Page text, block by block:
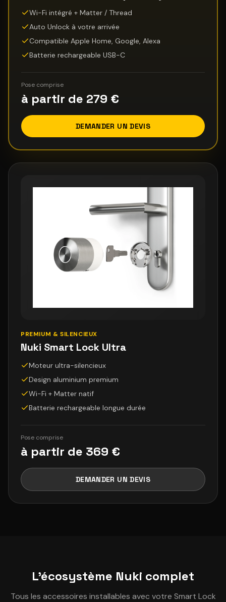
Wi-Fi intégré + Matter / Thread
Auto Unlock à votre arrivée
Compatible Apple Home, Google, Alexa
Batterie rechargeable USB-C
Pose comprise
à partir de 279 €
DEMANDER UN DEVIS
PREMIUM & SILENCIEUX
Nuki Smart Lock Ultra
Moteur ultra-silencieux
Design aluminium premium
Wi-Fi + Matter natif
Batterie rechargeable longue durée
Pose comprise
à partir de 369 €
DEMANDER UN DEVIS
L'écosystème Nuki complet
Tous les accessoires installables avec votre Smart Lock